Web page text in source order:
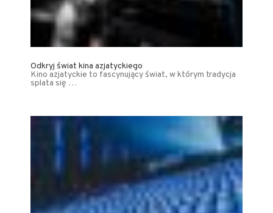
Odkryj świat kina azjatyckiego
Kino azjatyckie to fascynujący świat, w którym tradycja
splata się …